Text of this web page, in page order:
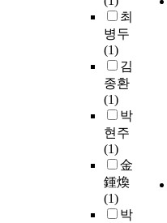
최
병두
(1)
김
종환
(1)
박
현주
(1)
金
鍾煥
(1)
박